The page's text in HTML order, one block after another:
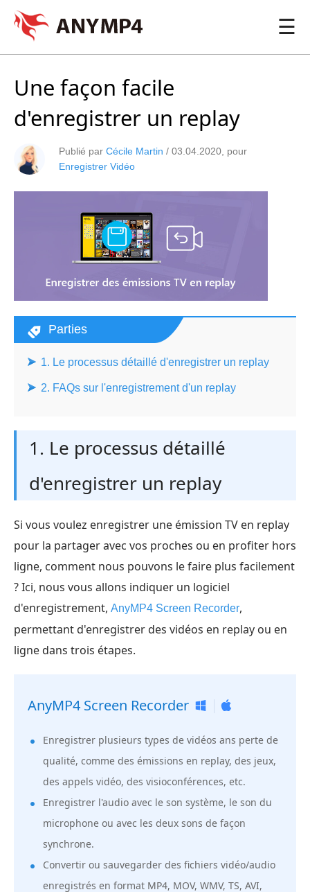
☰
Une façon facile
d'enregistrer un replay
Publié par Cécile Martin / 03.04.2020 , pour
Enregistrer Vidéo
Parties
1. Le processus détaillé d'enregistrer un replay
2. FAQs sur l'enregistrement d'un replay
1. Le processus détaillé
d'enregistrer un replay
Si vous voulez enregistrer une émission TV en replay
pour la partager avec vos proches ou en profiter hors
ligne, comment nous pouvons le faire plus facilement
? Ici, nous vous allons indiquer un logiciel
d'enregistrement, AnyMP4 Screen Recorder,
permettant d'enregistrer des vidéos en replay ou en
ligne dans trois étapes.
AnyMP4 Screen Recorder
Enregistrer plusieurs types de vidéos ans perte de
qualité, comme des émissions en replay, des jeux,
des appels vidéo, des visioconférences, etc.
Enregistrer l'audio avec le son système, le son du
microphone ou avec les deux sons de façon
synchrone.
Convertir ou sauvegarder des fichiers vidéo/audio
enregistrés en format MP4, MOV, WMV, TS, AVI,